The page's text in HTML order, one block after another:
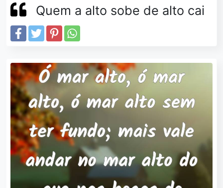
Quem a alto sobe de alto cai